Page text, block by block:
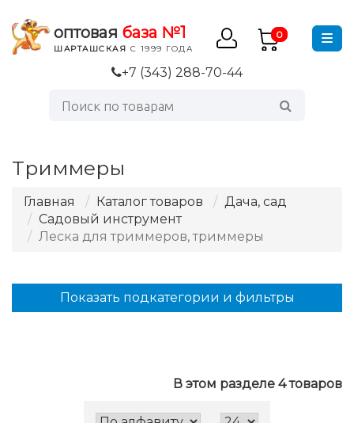
оптовая база №1
ШАРТАШСКАЯ С 1999 ГОДА
0
+7 (343) 288-70-44
Триммеры
Главная Каталог товаров
Дача, сад
Садовый инструмент
Леска для триммеров, триммеры
В этом разделе 4 товаров
Показать подкатегории и фильтры